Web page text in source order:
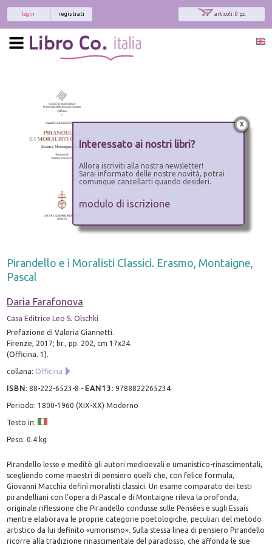
articoli: 0 pz.
registrati
login
Pirandello e i Moralisti Classici. Erasmo, Montaigne,
Pascal
Daria Farafonova
Casa Editrice Leo S. Olschki
Prefazione di Valeria Giannetti.
Firenze, 2017; br., pp. 202, cm 17x24.
(Officina. 1).
collana: Officina
ISBN:88-222-6523-8 - EAN13 :9788822265234
Periodo: 1800-1960 (XIX-XX) Moderno
Testo in:
Peso: 0.4 kg
Pirandello lesse e meditò gli autori medioevali e umanistico-rinascimentali,
scegliendo come maestri di pensiero quelli che, con felice formula,
Giovanni Macchia definì moralisti classici. Un esame comparato dei testi
pirandelliani con l'opera di Pascal e di Montaigne rileva la profonda,
originale riflessione che Pirandello condusse sulle Pensées e sugli Essais
mentre elaborava le proprie categorie poetologiche, peculiari del metodo
artistico da lui definito «umorismo». Sulla stessa linea di pensiero Pirandello
ricorre alla tradizione rinascimentale del paradosso, che affonda le sue
x
Interessato ai nostri libri?
Allora iscriviti alla nostra newsletter!
Sarai informato delle nostre novità, potrai
comunque cancellarti quando desideri.
modulo di iscrizione